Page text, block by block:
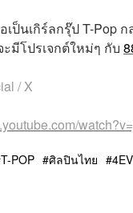
เป็นเกิร์ลกรุ๊ป T-Pop
มีโปรเจกต์ใหม่ๆ กับ
/ X
T-POP ศิลปินไทย